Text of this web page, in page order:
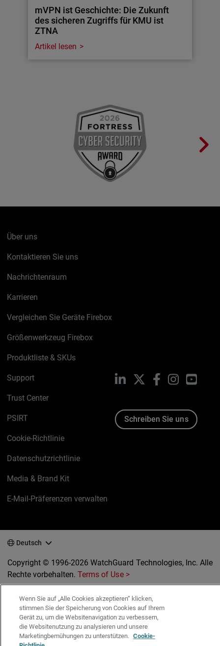
mVPN ist Geschichte: Die Zukunft
des sicheren Zugriffs für KMU ist
ZTNA
Artikel lesen
Über uns
Kontaktieren Sie uns
Nachrichtenraum
Karrieren
Vergleichen Sie Geräte Firebox
Größenwerkzeug Firebox
Produktliste & SKUs
Support
Trust Center
PSIRT
Cookie-Richtlinie
Datenschutzrichtlinie
Media & Brand Kit
E-Mail-Präferenzen verwalten
LinkedIn FacebookInstagram
Schreiben Sie uns
Deutsch
Copyright © 1996-2026 WatchGuard Technologies, Inc. Alle
Rechte vorbehalten.Terms of Use >
Wenn Sie auf „Alle Cookies akzeptieren“ klicken,
stimmen Sie der Speicherung von Cookies auf Ihrem
Gerät zu, um die Websitenavigation zu verbessern,
die Websitenutzung zu analysieren und unsere
Marketingbemühungen zu unterstützen. Cookie-